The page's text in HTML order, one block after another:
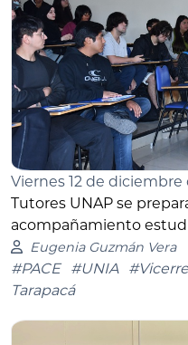
Viernes 12 de diciembre
Tutores UNAP se
acompañamiento
Eugenia Guzmán Vera
#PACE #UNIA
Tarapacá